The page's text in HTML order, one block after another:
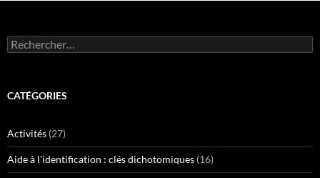
Rechercher :
CATÉGORIES
Activités (27)
Aide à l'identification : clés dichotomiques (16)